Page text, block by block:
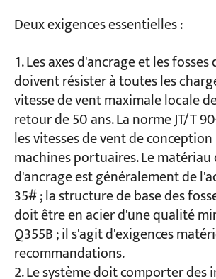
Deux exigences essentielles :
Les axes d'ancrage et les
doivent résister à toutes les
vitesse de vent maximale locale
retour de 50 ans. La norme JT/T
les vitesses de vent de
machines portuaires. Le matériau
d'ancrage est généralement de
35# ; la structure de base des
doit être en acier d'une qualité
Q355B ; il s'agit d'exigences
recommandations.
Le système doit comporter des